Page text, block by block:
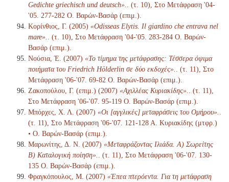
Gedichte griechisch und deutsch».
. (τ. 10), Στο Μετάφραση '04-
'05. 277-282 Ο. Βαρών-Βασάρ (επιμ.).
Κορίνθιος, Γ. (2005) «Odisseas Elytis. Il giardino che entrava nel
mare».
. (τ. 10), Στο Μετάφραση '04-'05. 283-284 Ο. Βαρών-
Βασάρ (επιμ.).
Νούσια, Έ. (2007) «Το τίμημα της μετάφρασης: Τέσσερα όψιμα
ποιήματα του Friedrich Hölderlin σε δύο εκδοχές».
. (τ. 11), Στο
Μετάφραση '06-'07. 69-82 Ο. Βαρών-Βασάρ (επιμ.).
Ζακοπούλου, Γ. (επιμ.) (2007) «Αχιλλέας Κυριακίδης».
. (τ. 11),
Στο Μετάφραση '06-'07. 95-119 Ο. Βαρών-Βασάρ (επιμ.).
Μπόρχες, Χ. Λ. (2007) «Οι [αγγλικές] μεταφράσεις του Ομήρου».
(τ. 11), Στο Μετάφραση '06-'07. 121-128 Α. Κυριακίδης (μτφρ.)
• Ο. Βαρών-Βασάρ (επιμ.).
Μαρωνίτης, Δ. Ν. (2007) «Μεταφράζοντας Ιλιάδα. Α) Σωρείτης
Β) Καταλογική ποίηση».
. (τ. 11), Στο Μετάφραση '06-'07. 130-
135 Ο. Βαρών-Βασάρ (επιμ.).
Φραγκόπουλος, Μ. (2007) «Έπεα πτερόεντα. Για τη μετάφραση